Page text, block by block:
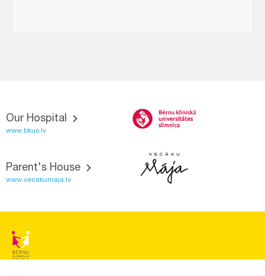
Our Hospital
www.bkus.lv
Parent's House
www.vecakumaja.lv